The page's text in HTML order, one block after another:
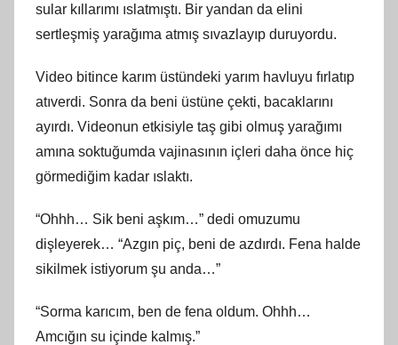
sular kıllarımı ıslatmıştı. Bir yandan da elini
sertleşmiş yarağıma atmış sıvazlayıp duruyordu.
Video bitince karım üstündeki yarım havluyu fırlatıp
atıverdi. Sonra da beni üstüne çekti, bacaklarını
ayırdı. Videonun etkisiyle taş gibi olmuş yarağımı
amına soktuğumda vajinasının içleri daha önce hiç
görmediğim kadar ıslaktı.
“Ohhh… Sik beni aşkım…” dedi omuzumu
dişleyerek… “Azgın piç, beni de azdırdı. Fena halde
sikilmek istiyorum şu anda…”
“Sorma karıcım, ben de fena oldum. Ohhh…
Amcığın su içinde kalmış.”